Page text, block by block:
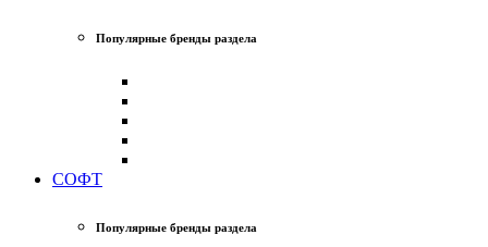
Популярные бренды раздела
СОФТ
Популярные бренды раздела